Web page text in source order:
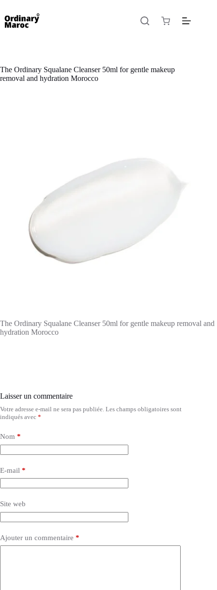
The Ordinary Squalane Cleanser 50ml for gentle makeup
removal and hydration Morocco
The Ordinary Squalane Cleanser 50ml for gentle makeup removal and
hydration Morocco
Laisser un commentaire
Votre adresse e-mail ne sera pas publiée. Les champs obligatoires sont
indiqués avec *
Nom *
E-mail *
Site web
Ajouter un commentaire *